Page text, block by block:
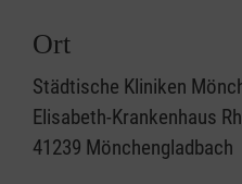
Ort
Städtische Kliniken
Elisabeth-Krankenhaus
41239 Mönchengladbach